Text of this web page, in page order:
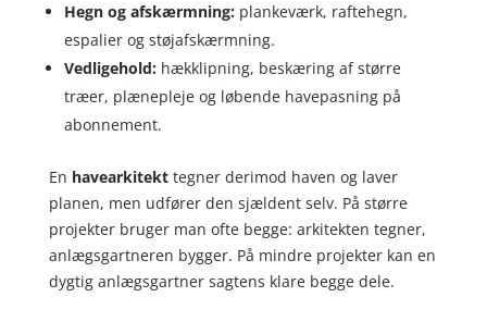
Hegn og afskærmning:plankeværk, raftehegn,
espalier og støjafskærmning.
Vedligehold:hækklipning, beskæring af større
træer, plænepleje og løbende havepasning på
abonnement.
En havearkitekttegner derimod haven og laver
planen, men udfører den sjældent selv. På større
projekter bruger man ofte begge: arkitekten tegner,
anlægsgartneren bygger. På mindre projekter kan en
dygtig anlægsgartner sagtens klare begge dele.